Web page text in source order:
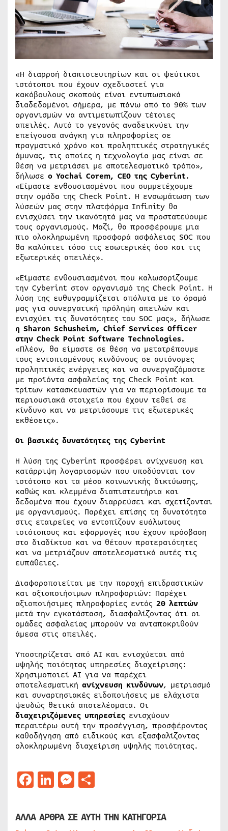
«Η διαρροή διαπιστευτηρίων και οι ψεύτικοι
ιστότοποι που έχουν σχεδιαστεί για
κακόβουλους σκοπούς είναι εντυπωσιακά
διαδεδομένοι σήμερα, με πάνω από το 90% των
οργανισμών να αντιμετωπίζουν τέτοιες
απειλές. Αυτό το γεγονός αναδεικνύει την
επείγουσα ανάγκη για πληροφορίες σε
πραγματικό χρόνο και προληπτικές στρατηγικές
άμυνας, τις οποίες η τεχνολογία μας είναι σε
θέση να μετριάσει με αποτελεσματικό τρόπο»,
δήλωσε ο Yochai Corem, CEO της Cyberint.
«Είμαστε ενθουσιασμένοι που συμμετέχουμε
στην ομάδα της Check Point. Η ενσωμάτωση των
λύσεών μας στην πλατφόρμα Infinity θα
ενισχύσει την ικανότητά μας να προστατεύουμε
τους οργανισμούς. Μαζί, θα προσφέρουμε μια
πιο ολοκληρωμένη προσφορά ασφάλειας SOC που
θα καλύπτει τόσο τις εσωτερικές όσο και τις
εξωτερικές απειλές».
«Είμαστε ενθουσιασμένοι που καλωσορίζουμε
την Cyberint στον οργανισμό της Check Point. Η
λύση της ευθυγραμμίζεται απόλυτα με το όραμά
μας για συνεργατική πρόληψη απειλών και
ενισχύει τις δυνατότητες του SOC μας», δήλωσε
η Sharon Schusheim, Chief Services Officer
στην Check Point Software Technologies.
«Πλέον, θα είμαστε σε θέση να μετατρέπουμε
τους εντοπισμένους κινδύνους σε αυτόνομες
προληπτικές ενέργειες και να συνεργαζόμαστε
με προϊόντα ασφαλείας της Check Point και
τρίτων κατασκευαστών για να περιορίσουμε τα
περιουσιακά στοιχεία που έχουν τεθεί σε
κίνδυνο και να μετριάσουμε τις εξωτερικές
εκθέσεις».
Οι βασικές δυνατότητες της Cyberint
Η λύση της Cyberint προσφέρει ανίχνευση και
κατάρριψη λογαριασμών που υποδύονται τον
ιστότοπο και τα μέσα κοινωνικής δικτύωσης,
καθώς και κλεμμένα διαπιστευτήρια και
δεδομένα που έχουν διαρρεύσει και σχετίζονται
με οργανισμούς. Παρέχει επίσης τη δυνατότητα
στις εταιρείες να εντοπίζουν ευάλωτους
ιστότοπους και εφαρμογές που έχουν πρόσβαση
στο διαδίκτυο και να θέτουν προτεραιότητες
και να μετριάζουν αποτελεσματικά αυτές τις
ευπάθειες.
Διαφοροποιείται με την παροχή επιδραστικών
και αξιοποιήσιμων πληροφοριών: Παρέχει
αξιοποιήσιμες πληροφορίες εντός 20 λεπτών
μετά την εγκατάσταση, διασφαλίζοντας ότι οι
ομάδες ασφαλείας μπορούν να ανταποκριθούν
άμεσα στις απειλές.
Υποστηρίζεται από AI και ενισχύεται από
υψηλής ποιότητας υπηρεσίες διαχείρισης:
Χρησιμοποιεί AI για να παρέχει
αποτελεσματική ανίχνευση κινδύνων, μετριασμό
και συναρτησιακές ειδοποιήσεις με ελάχιστα
ψευδώς θετικά αποτελέσματα. Οι
διαχειριζόμενες υπηρεσίες ενισχύουν
περαιτέρω αυτή την προσέγγιση, προσφέροντας
καθοδήγηση από ειδικούς και εξασφαλίζοντας
ολοκληρωμένη διαχείριση υψηλής ποιότητας.
Facebook
LinkedIn
Messenger
ΑΛΛΑ ΑΡΘΡΑ ΣΕ ΑΥΤΗ ΤΗΝ ΚΑΤΗΓΟΡΙΑ